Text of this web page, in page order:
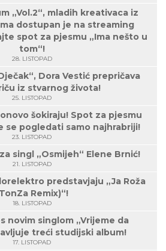
„Vol.2“, mladih kreativaca iz
dostupan je na streaming
spot za pjesmu „Ima nešto u
tom“!
28. LISTOPAD
Dora Vestić prepričava
iz stvarnog života!
25. LISTOPAD
šokiraju! Spot za pjesmu
se pogledati samo najhrabriji!
23. LISTOPAD
singl „Osmijeh“ Elene Brnić!
21. LISTOPAD
predstavjaju „Ja Roža
Remix)“!
18. LISTOPAD
novim singlom „Vrijeme da
treći studijski album!
17. LISTOPAD